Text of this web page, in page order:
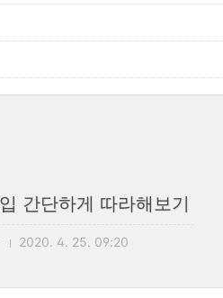
간단하게 따라해보기
2020. 4. 25. 09:20